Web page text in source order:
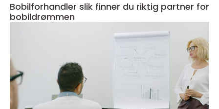
Bobilforhandler slik finner du riktig partner for
bobildrømmen